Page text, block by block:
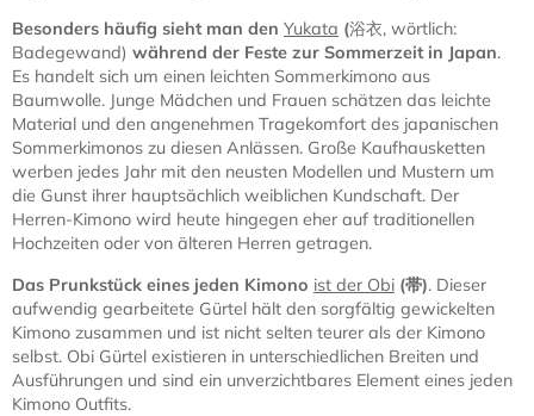
Besonders häufig sieht man den Yukata (浴衣, wörtlich:
Badegewand) während der Feste zur Sommerzeit in Japan.
Es handelt sich um einen leichten Sommerkimono aus
Baumwolle. Junge Mädchen und Frauen schätzen das leichte
Material und den angenehmen Tragekomfort des japanischen
Sommerkimonos zu diesen Anlässen. Große Kaufhausketten
werben jedes Jahr mit den neusten Modellen und Mustern um
die Gunst ihrer hauptsächlich weiblichen Kundschaft. Der
Herren-Kimono wird heute hingegen eher auf traditionellen
Hochzeiten oder von älteren Herren getragen.
Das Prunkstück eines jeden Kimono ist der Obi (帯). Dieser
aufwendig gearbeitete Gürtel hält den sorgfältig gewickelten
Kimono zusammen und ist nicht selten teurer als der Kimono
selbst. Obi Gürtel existieren in unterschiedlichen Breiten und
Ausführungen und sind ein unverzichtbares Element eines jeden
Kimono Outfits.